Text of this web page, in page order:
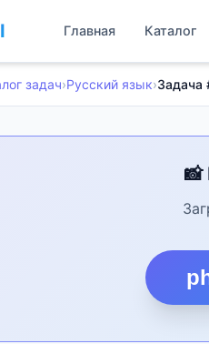
Главная Каталог
задач›Русский язык›Задача
📸